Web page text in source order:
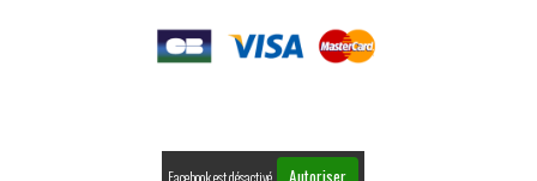
Facebook est désactivé. Autoriser